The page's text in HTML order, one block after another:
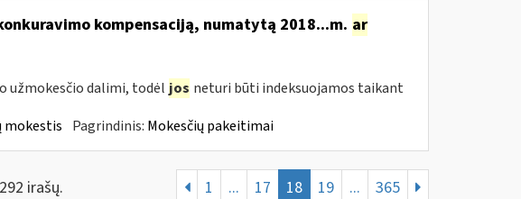
kompensaciją, numatytą 2018...m. ar
užmokesčio dalimi, todėl jos neturi būti indeksuojamos taikant
mokestis Pagrindinis: Mokesčių pakeitimai
irašų. 1 ... 17 18 19 ... 365